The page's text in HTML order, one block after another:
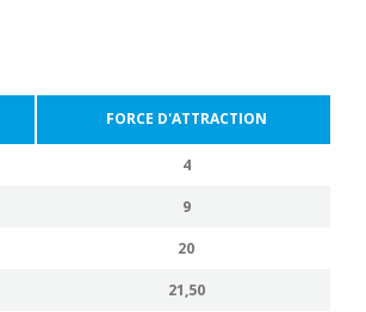
FORCE D'ATTRACTION
4
9
20
21,50